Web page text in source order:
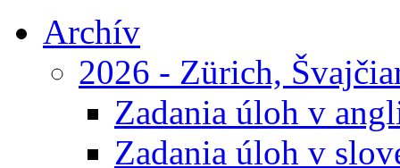
Archív
2026 - Zürich,
Zadania úloh v
Zadania úloh v